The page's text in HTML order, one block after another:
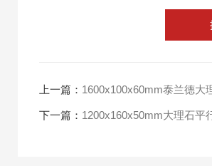
上一篇： 1600x100x60mm泰兰德大
下一篇： 1200x160x50mm大理石平